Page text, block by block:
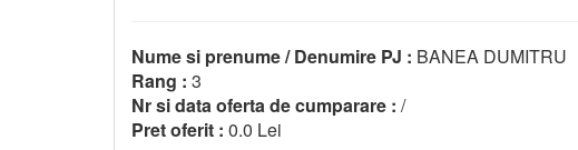
Nume si prenume / Denumire PJ : BANEA DUMITRU
Rang : 3
Nr si data oferta de cumparare : /
Pret oferit : 0.0 Lei